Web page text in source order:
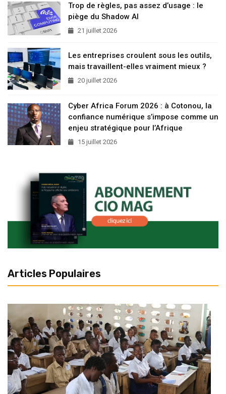
Trop de règles, pas assez d’usage : le
piège du Shadow AI
21 juillet 2026
Les entreprises croulent sous les outils,
mais travaillent-elles vraiment mieux ?
20 juillet 2026
Cyber Africa Forum 2026 : à Cotonou, la
confiance numérique s’impose comme un
enjeu stratégique pour l’Afrique
15 juillet 2026
Articles Populaires